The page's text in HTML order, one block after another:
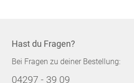
Hast du Fragen?
Bei Fragen zu deiner Bestellung:
04297 - 39 09